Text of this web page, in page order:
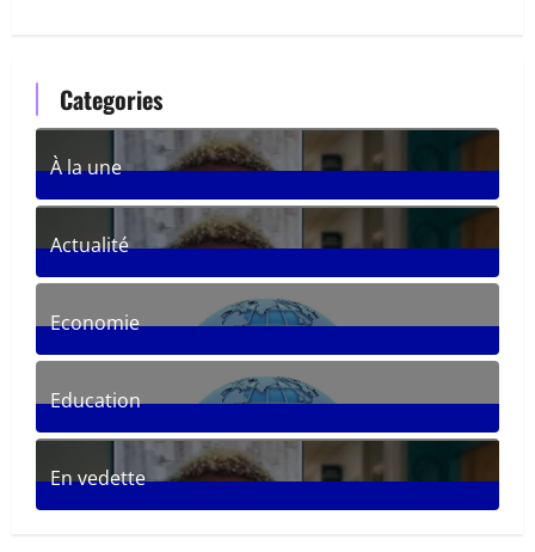
Categories
À la une
361Posts
Actualité
287Posts
Economie
30Posts
Education
33Posts
En vedette